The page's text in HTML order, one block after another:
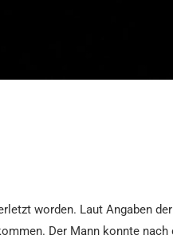
worden. Laut Angaben
Der Mann konnte